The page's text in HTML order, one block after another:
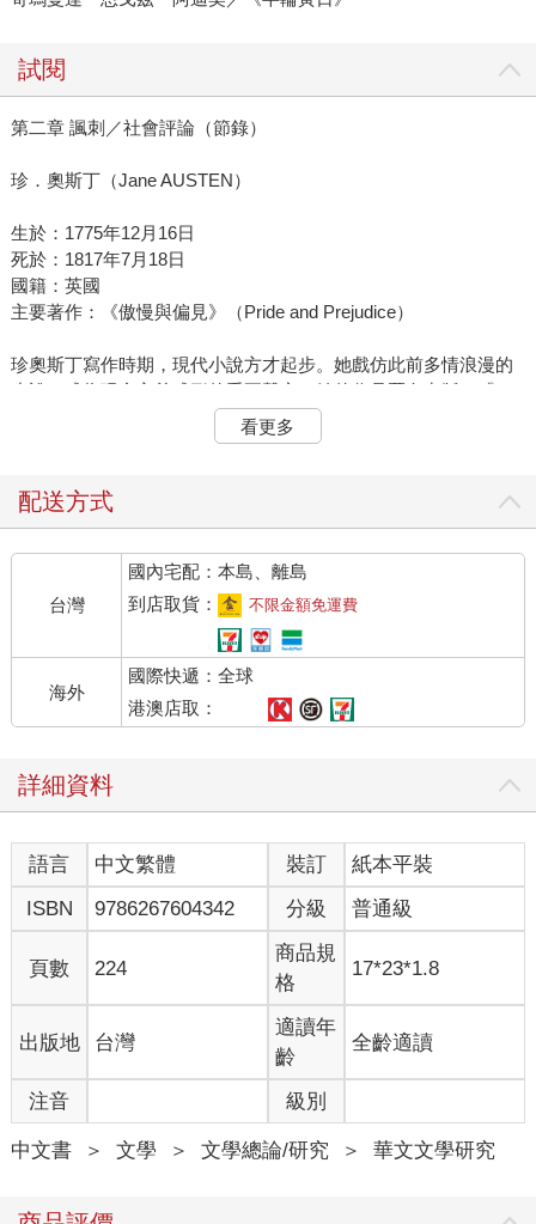
試閱
第二章 諷刺／社會評論（節錄）
珍．奧斯丁（Jane AUSTEN）
生於：1775年12月16日
死於：1817年7月18日
國籍：英國
主要著作：《傲慢與偏見》（Pride and Prejudice）
珍奧斯丁寫作時期，現代小說方才起步。她戲仿此前多情浪漫的
小說，成為現實主義成形的重要聲音。她的作品匿名出版，「一
位女士所著」取代了她的名字。
生求婚的步調見於句子長度：「我的掙扎只是徒勞無功，我無法
您。」偏見超越了他的溫柔，一個以子句構成的長句反映出這
點：「他眼中家庭背景為她帶來的卑下──身分不夠──使他的情
感總是受到批判壓抑，同時卻又懷著一股似乎是折磨帶來的暖
機智與諷刺
奧斯丁的六部小說都以英國社會的權貴階級為主，探討當時社會
經濟保障與社會地位，而儘管限制重重，愛情卻又總能在生活中
萌芽。她的文字充滿機智與諷刺。第一部小說《理性與感性》
（Sense and Sensibility, 1811），標題是對此前「感性小說類」
的俏皮致意；這類小說總是藉著情節與角色堆疊情緒。奧斯丁戲
仿這種手法，同時也描繪人類經驗的現實面。
奧斯丁的情節往往由假象和誤解帶引。隨著情節發展，主要人物
的真正面貌逐步顯現。對話帶出人物的陰暗面，或人物歡愉的對
話藏著更陰暗的一面。真正的情感常透過信件揭露，就像達西先
生寫給伊莉莎白那封的坦誠和真心。這也是《勸導》
（Persuasion, 1817）結局的關鍵。溫沃斯坐在酒吧提筆給安，安
也來到這裡，溫沃斯無意間聽到她向朋友透露她對愛的看法。溫
沃斯信中的詩句優美而有力：「您穿透了我的靈魂。我既感痛
苦，又充滿希望⋯⋯我從來只愛您，沒有別人。」奧斯丁顯示，
階級意識和社會規矩儘管能抑制情緒，真實感情仍將自行迸發：
或被誤會，極少發生；但即便那樣，儘管像此時，舉止遭到誤
看更多
配送方式
台灣
國內宅配：本島、離島
到店取貨：
不限金額免運費
海外
國際快遞：全球
港澳店取：
詳細資料
語言 中文繁體 裝訂
紙本平裝
ISBN
9786267604342 分級 普通級
頁數 224
商品規
格
17*23*1.8
出版地 台灣
適讀年
齡
全齡適讀
注音 級別
中文書 ＞ 文學 ＞ 文學總論/研究 ＞ 華文文學研究